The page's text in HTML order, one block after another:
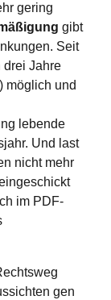
gering
gibt
Seit
drei Jahre
möglich und
lebende
Und last
nicht mehr
im PDF-
gen